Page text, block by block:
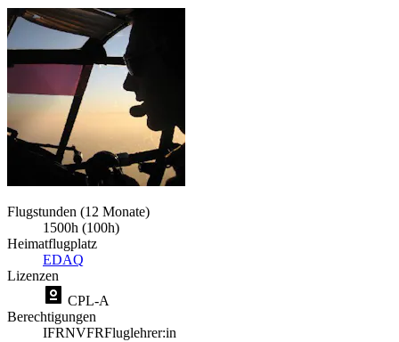
Flugstunden (12 Monate)
1500h (100h)
Heimatflugplatz
EDAQ
Lizenzen
CPL-A
Berechtigungen
IFRNVFRFluglehrer:in